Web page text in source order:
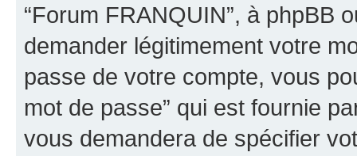
“Forum FRANQUIN”, à phpBB
demander légitimement votre
passe de votre compte, vous
mot de passe” qui est fournie
vous demandera de spécifier